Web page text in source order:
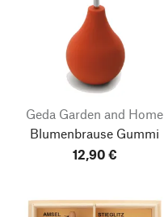
Geda Garden and Home
Blumenbrause Gummi
12,90 €